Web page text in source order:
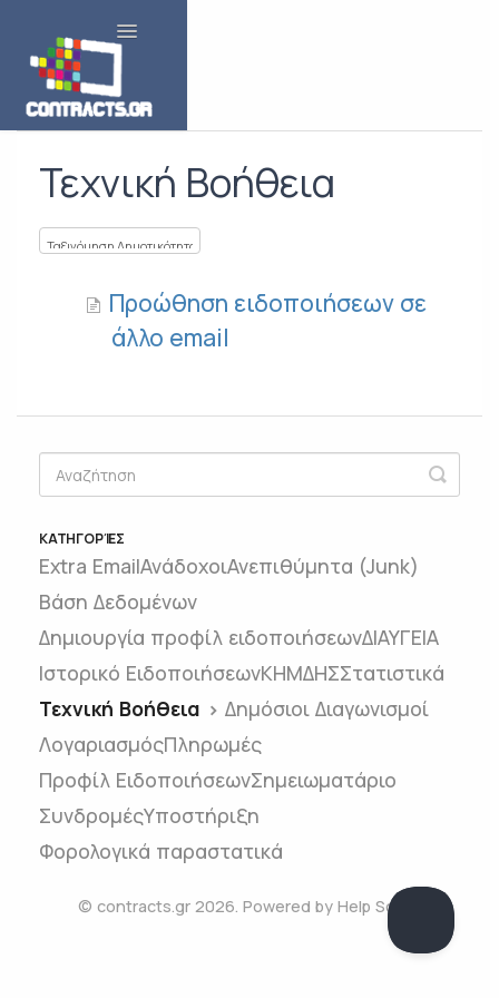
Toggle Navigation
Τεχνική Βοήθεια
Προώθηση ειδοποιήσεων σε
άλλο email
ΚΑΤΗΓΟΡΊΕΣ
Extra EmailΑνάδοχοιΑνεπιθύμητα (Junk)
Βάση Δεδομένων
Δημιουργία προφίλ ειδοποιήσεωνΔΙΑΥΓΕΙΑ
Ιστορικό ΕιδοποιήσεωνΚΗΜΔΗΣΣτατιστικά
Τεχνική Βοήθεια
Δημόσιοι Διαγωνισμοί
ΛογαριασμόςΠληρωμές
Προφίλ ΕιδοποιήσεωνΣημειωματάριο
ΣυνδρομέςΥποστήριξη
Φορολογικά παραστατικά
© contracts.gr 2026. Powered by Help Scout